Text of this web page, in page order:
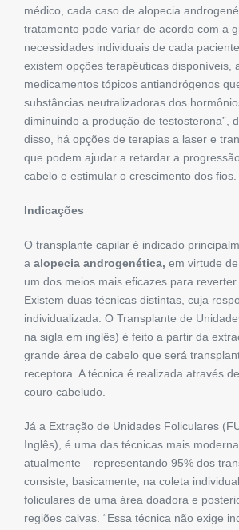
médico, cada caso de alopecia
tratamento pode variar de acordo com a
necessidades individuais de cada
existem opções terapêuticas disponíveis,
medicamentos tópicos antiandrógenos
substâncias neutralizadoras dos
diminuindo a produção de testosterona”,
disso, há opções de terapias a laser e
que podem ajudar a retardar a
cabelo e estimular o crescimento dos fios.
Indicações
O transplante capilar é indicado
a alopecia androgenética, em virtude
um dos meios mais eficazes para
Existem duas técnicas distintas, cuja
individualizada. O Transplante de
na sigla em inglês) é feito a partir da
grande área de cabelo que será
receptora. A técnica é realizada através
couro cabeludo.
Já a Extração de Unidades Foliculares
Inglês), é uma das técnicas mais
atualmente – representando 95% dos
consiste, basicamente, na coleta
foliculares de uma área doadora e
regiões calvas. “Essa técnica não exige